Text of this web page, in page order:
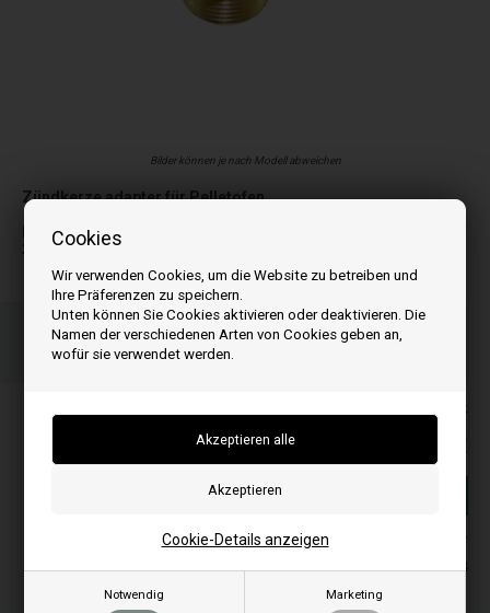
Cookies
Wir verwenden Cookies, um die Website zu betreiben und
Ihre Präferenzen zu speichern.
Unten können Sie Cookies aktivieren oder deaktivieren. Die
Namen der verschiedenen Arten von Cookies geben an,
wofür sie verwendet werden.
Notwendig Marketing
Cookie-Details anzeigen
Bilder können je nach Modell abweichen
Zündkerze adapter für Pelletofen
Durchmesser: 12,6 mm
3/8" faden
Bestellen Sie Ihre Artikel vor 15:00 Uhr
Schnelle Lieferung - Paketnummer an E-Mail
Ihre Bestellung wird versendet mandag
Alle Preise inkl. MwSt
EUR
Auf lager
Lieferung 2-4